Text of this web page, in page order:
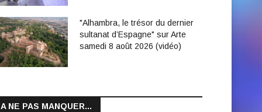
"Alhambra, le trésor du dernier
sultanat d’Espagne" sur Arte
samedi 8 août 2026 (vidéo)
A NE PAS MANQUER...